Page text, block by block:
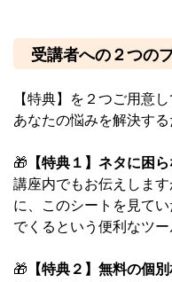
受講者への２つの
【特典】を２つご用意し
あなたの悩みを解決す
🎁 【特典１】ネタに困
講座内でもお伝えしま
に、このシートを見て
でくるという便利なツー
🎁 【特典２】無料の個